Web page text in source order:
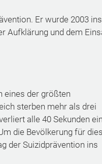
Er wurde 2003 ins
Aufklärung und dem
eines der größten
sterben mehr als drei
alle 40 Sekunden ein
die Bevölkerung für
der Suizidprävention ins